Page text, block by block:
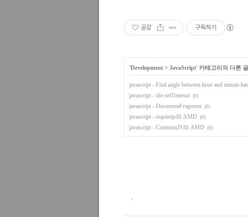
공감 구독하기
'Development > JavaScript' 카테고리의 다른 글
javascript - Find angle between hour and minute
javascript - iife setTimeout (0)
javascript - DocumentFragment (0)
javascript - requirejs와 AMD (0)
javascript - CommonJS와 AMD (0)
,